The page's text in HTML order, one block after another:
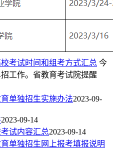
考试时间和组考方式汇总 今
工作。省教育考试院提醒
单独招生实施办法2023-09-
2023-09-14
试内容汇总2023-09-14
单独招生网上报考填报说明